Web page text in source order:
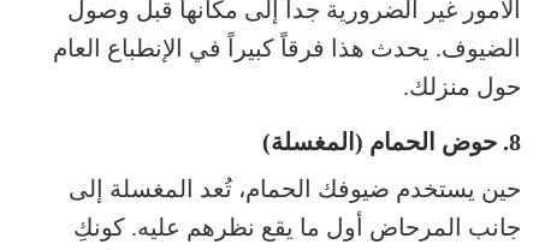
الأمور غير الضرورية جداً إلى مكانها قبل وصول
الضيوف. يحدث هذا فرقاً كبيراً في الإنطباع العام
حول منزلك.
8. حوض الحمام (المغسلة)
حين يستخدم ضيوفك الحمام، تُعد المغسلة إلى
جانب المرحاض أول ما يقع نظرهم عليه. كونكِ